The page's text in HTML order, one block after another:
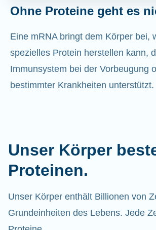
Ohne Proteine geht es
Eine mRNA bringt dem Körper bei,
spezielles Protein herstellen kann,
Immunsystem bei der Vorbeugung
bestimmter Krankheiten unterstützt.
Unser Körper
Proteinen.
Unser Körper enthält Billionen von
Grundeinheiten des Lebens. Jede